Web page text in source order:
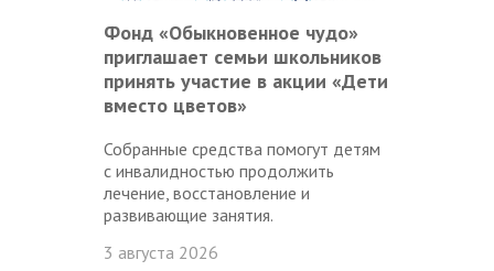
Фонд «Обыкновенное чудо»
приглашает семьи школьников
принять участие в акции «Дети
вместо цветов»
Собранные средства помогут детям
с инвалидностью продолжить
лечение, восстановление и
развивающие занятия.
3 августа 2026